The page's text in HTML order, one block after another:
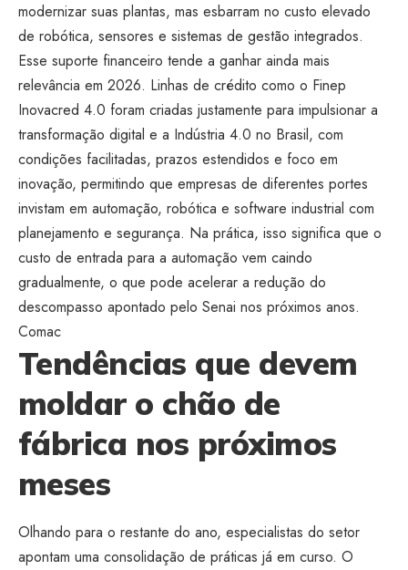
modernizar suas plantas, mas esbarram no custo elevado
de robótica, sensores e sistemas de gestão integrados.
Esse suporte financeiro tende a ganhar ainda mais
relevância em 2026. Linhas de crédito como o Finep
Inovacred 4.0 foram criadas justamente para impulsionar a
transformação digital e a Indústria 4.0 no Brasil, com
condições facilitadas, prazos estendidos e foco em
inovação, permitindo que empresas de diferentes portes
invistam em automação, robótica e software industrial com
planejamento e segurança. Na prática, isso significa que o
custo de entrada para a automação vem caindo
gradualmente, o que pode acelerar a redução do
descompasso apontado pelo Senai nos próximos anos.
Comac
Tendências que devem
moldar o chão de
fábrica nos próximos
meses
Olhando para o restante do ano, especialistas do setor
apontam uma consolidação de práticas já em curso. O